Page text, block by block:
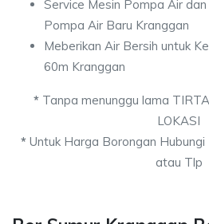
Service Mesin Pompa Air dan
Pompa Air Baru Kranggan
Meberikan Air Bersih untuk
60m Kranggan
*Tanpa menunggu lama
LOKASI
*Untuk Harga Borongan
atau Tlp